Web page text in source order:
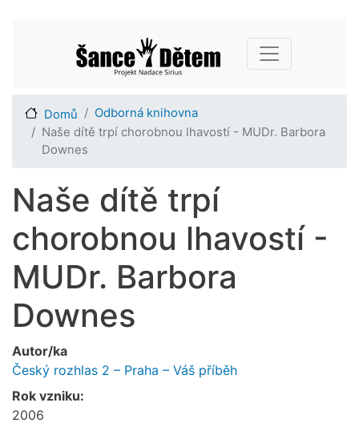
hlavnímu
obsahu
Main navigation
Domů
Odborná knihovna
Naše dítě trpí chorobnou lhavostí - MUDr. Barbora
Downes
Naše dítě trpí
chorobnou lhavostí -
MUDr. Barbora
Downes
Autor/ka
Český rozhlas 2 – Praha – Váš příběh
Rok vzniku:
2006